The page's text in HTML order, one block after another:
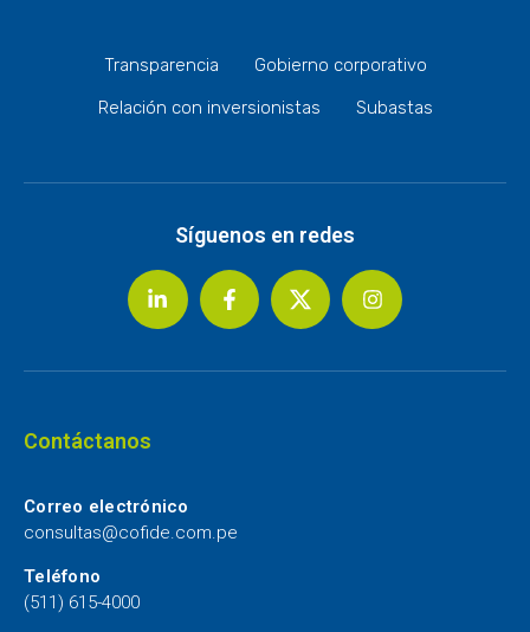
Transparencia
Gobierno corporativo
Relación con inversionistas
Subastas
Síguenos en redes
Contáctanos
Correo electrónico
consultas@cofide.com.pe
Teléfono
(511) 615-4000